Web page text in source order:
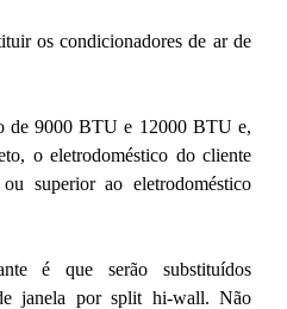
os condicionadores de ar de
de 9000 BTU e 12000 BTU e,
o eletrodoméstico do cliente
superior ao eletrodoméstico
é que serão substituídos
janela por split hi-wall. Não